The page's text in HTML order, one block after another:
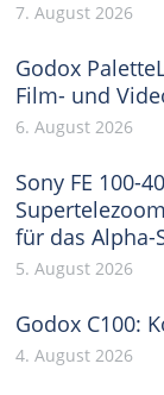
7. August 2026
Godox
Film- und
6. August 2026
Sony FE 100-
Supertelezoom
für das Alpha-
5. August 2026
Godox C100:
4. August 2026